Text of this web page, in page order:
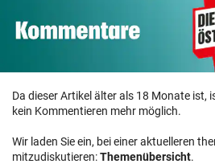
Da dieser Artikel älter als 18 Monate ist,
kein Kommentieren mehr möglich.
Wir laden Sie ein, bei einer aktuelleren
mitzudiskutieren:Themenübersicht.